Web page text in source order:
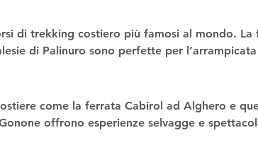
di trekking costiero più famosi al mondo. La
di Palinuro sono perfette per l’
come la ferrata Cabirol ad Alghero e
offrono esperienze selvagge e